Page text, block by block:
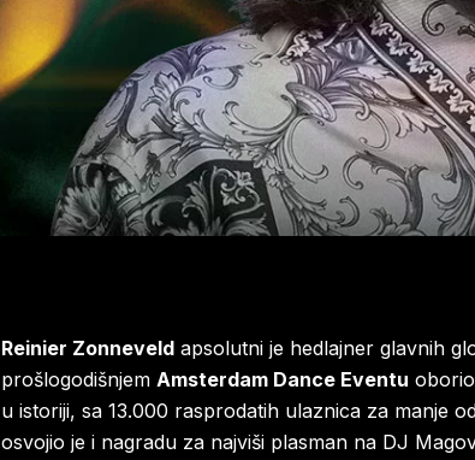
Reinier Zonneveld apsolutni je hedlajner glavnih
prošlogodišnjem Amsterdam Dance Eventu
u istoriji, sa 13.000 rasprodatih ulaznica za manje
osvojio je i nagradu za najviši plasman na DJ